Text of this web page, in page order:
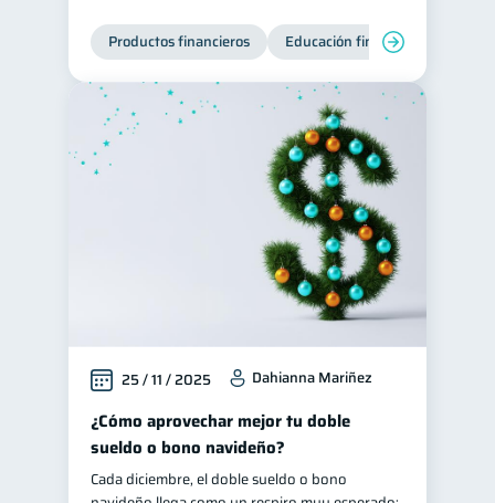
Productos financieros Educación financiera
25 / 11 / 2025 Dahianna Mariñez
¿Cómo aprovechar mejor tu doble
sueldo o bono navideño?
Cada diciembre, el doble sueldo o bono